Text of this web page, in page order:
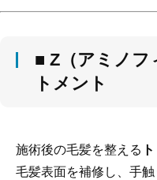
■ Z（アミノフ
トメント
施術後の毛髪を整える
毛髪表面を補修し、手